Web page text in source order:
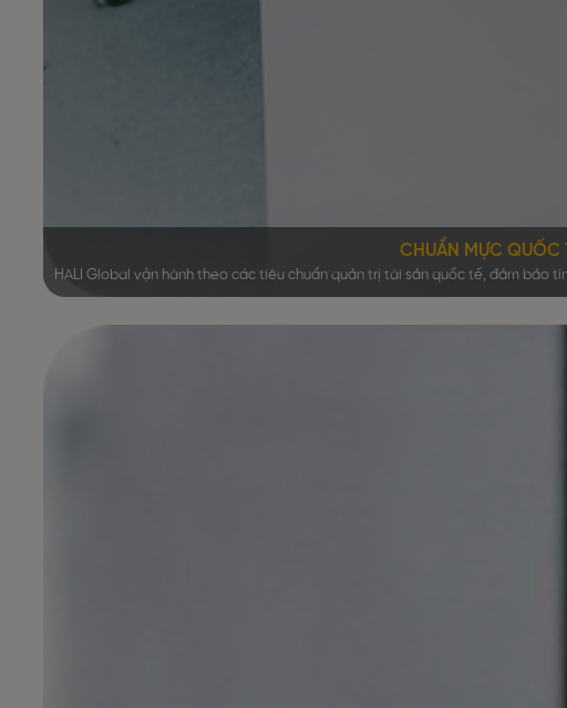
CHUẨN MỰC QUỐC
HALI Global vận hành theo các tiêu chuẩn quản trị tài sản quốc tế, đảm bảo